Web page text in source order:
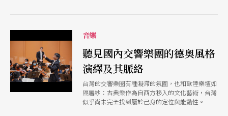
曲家A. Ramrez《中南美彌撒》兩組饒富民族特色
的大型宗教作品。作品地域從極北到極南，風格文
化也呈現強烈對比。 推薦人 林伯杰 回想已非常遙
遠的上個世紀，當我還是大學生，著迷於男高音卡
列拉斯所錄製的發燒名盤《中南美彌撒》，便許願
作，沒想到隔了幾十年，台北室內合唱團居然把此
曲搬上國家音樂廳。 雖然我目標是鎖定《中南美
彌撒》，但整闋演出長度不到25分鐘，所幸台北室
音樂
聽見國內交響樂團的德奧風格
演繹及其脈絡
台灣的交響樂圈有種凝滯的氛圍，也和歐陸樂壇如
隔層紗：古典樂作為自西方移入的文化藝術，台灣
似乎尚未完全找到屬於己身的定位與能動性。